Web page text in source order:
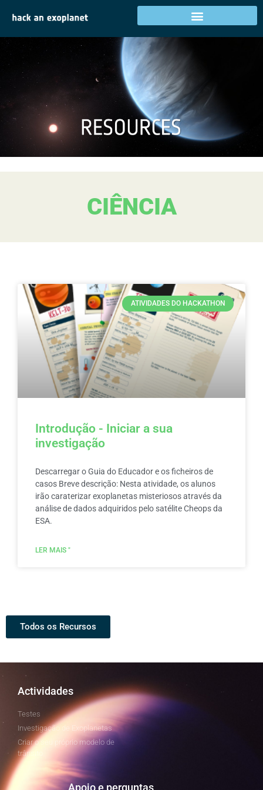
CIÊNCIA
ATIVIDADES DO HACKATHON
Introdução - Iniciar a sua
investigação
Descarregar o Guia do Educador e os ficheiros de
casos Breve descrição: Nesta atividade, os alunos
irão caraterizar exoplanetas misteriosos através da
análise de dados adquiridos pelo satélite Cheops da
ESA.
LER MAIS "
Todos os Recursos
Actividades
Testes
Investigação de Exoplanetas
Criar o seu próprio modelo de
trânsito
Apoio e perguntas